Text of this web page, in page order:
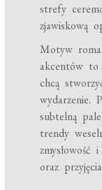
strefy
zjawiskową
Motyw
akcentów
chcą
wydarzenie.
subtelną
trendy
oraz